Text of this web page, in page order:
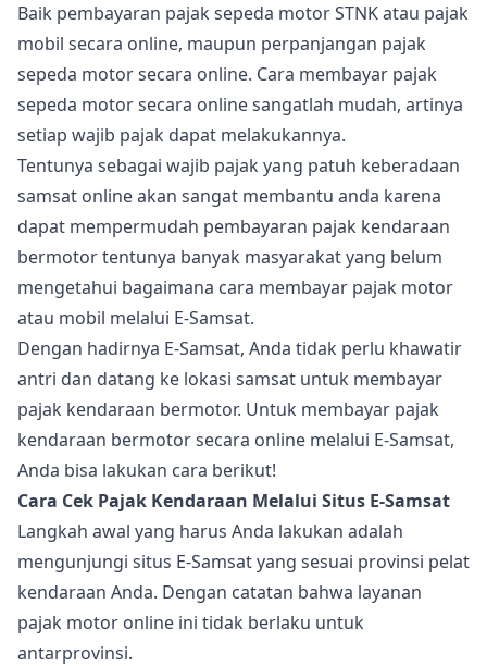
Baik pembayaran pajak sepeda motor STNK atau pajak
mobil secara online, maupun perpanjangan pajak
sepeda motor secara online. Cara membayar pajak
sepeda motor secara online sangatlah mudah, artinya
setiap wajib pajak dapat melakukannya.
Tentunya sebagai wajib pajak yang patuh keberadaan
samsat online akan sangat membantu anda karena
dapat mempermudah pembayaran pajak kendaraan
bermotor tentunya banyak masyarakat yang belum
mengetahui bagaimana cara membayar pajak motor
atau mobil melalui E-Samsat.
Dengan hadirnya E-Samsat, Anda tidak perlu khawatir
antri dan datang ke lokasi samsat untuk membayar
pajak kendaraan bermotor. Untuk membayar pajak
kendaraan bermotor secara online melalui E-Samsat,
Anda bisa lakukan cara berikut!
Cara Cek Pajak Kendaraan Melalui Situs E-Samsat
Langkah awal yang harus Anda lakukan adalah
mengunjungi situs E-Samsat yang sesuai provinsi pelat
kendaraan Anda. Dengan catatan bahwa layanan
pajak motor online ini tidak berlaku untuk
antarprovinsi.